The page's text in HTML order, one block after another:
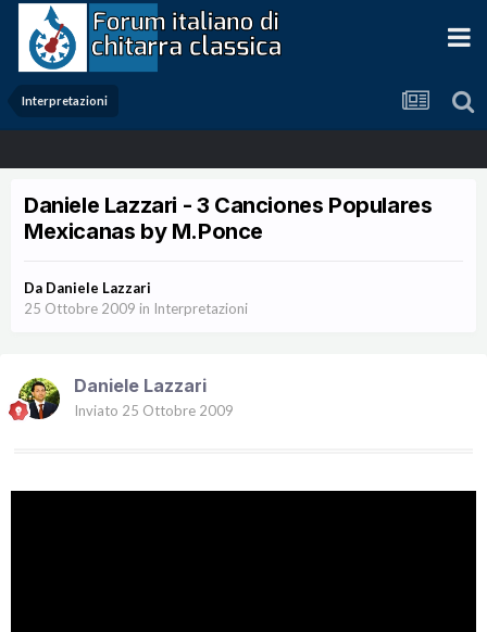
Interpretazioni
Daniele Lazzari - 3 Canciones Populares
Mexicanas by M.Ponce
Da Daniele Lazzari
25 Ottobre 2009 in Interpretazioni
Daniele Lazzari
Inviato 25 Ottobre 2009